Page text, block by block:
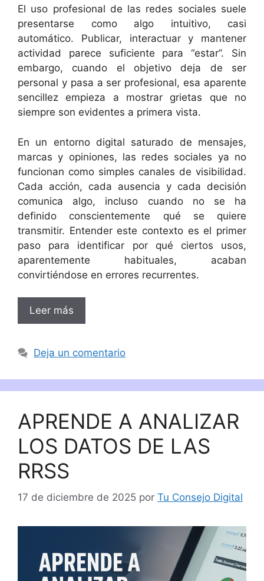
El uso profesional de las redes sociales suele
presentarse como algo intuitivo, casi
automático. Publicar, interactuar y mantener
actividad parece suficiente para “estar”. Sin
embargo, cuando el objetivo deja de ser
personal y pasa a ser profesional, esa aparente
sencillez empieza a mostrar grietas que no
siempre son evidentes a primera vista.
En un entorno digital saturado de mensajes,
marcas y opiniones, las redes sociales ya no
funcionan como simples canales de visibilidad.
Cada acción, cada ausencia y cada decisión
comunica algo, incluso cuando no se ha
definido conscientemente qué se quiere
transmitir. Entender este contexto es el primer
paso para identificar por qué ciertos usos,
aparentemente habituales, acaban
convirtiéndose en errores recurrentes.
Leer más
Deja un comentario
APRENDE A ANALIZAR
LOS DATOS DE LAS
RRSS
17 de diciembre de 2025 por Tu Consejo Digital